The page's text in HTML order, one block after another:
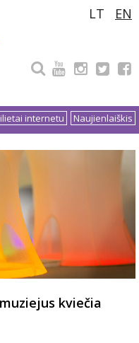
LT EN
Naujienlaiškis
internetu
kviečia